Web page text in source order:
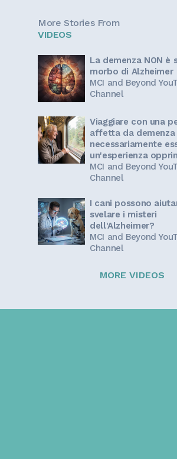
More Stories From
VIDEOS
La demenza NON è
morbo di Alzheimer
MCI and Beyond
Channel
Viaggiare con una
affetta da demenza
necessariamente
un'esperienza
MCI and Beyond
Channel
I cani possono
svelare i misteri
dell'Alzheimer?
MCI and Beyond
Channel
MORE VIDEOS